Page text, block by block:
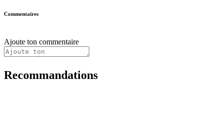
Commentaires
Ajoute ton commentaire
Recommandations